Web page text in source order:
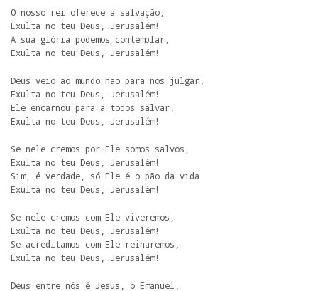
O nosso rei oferece a salvação,
Exulta no teu Deus, Jerusalém!
A sua glória podemos contemplar,
Exulta no teu Deus, Jerusalém!
Deus veio ao mundo não para nos julgar,
Exulta no teu Deus, Jerusalém!
Ele encarnou para a todos salvar,
Exulta no teu Deus, Jerusalém!
Se nele cremos por Ele somos salvos,
Exulta no teu Deus, Jerusalém!
Sim, é verdade, só Ele é o pão da vida
Exulta no teu Deus, Jerusalém!
Se nele cremos com Ele viveremos,
Exulta no teu Deus, Jerusalém!
Se acreditamos com Ele reinaremos,
Exulta no teu Deus, Jerusalém!
Deus entre nós é Jesus, o Emanuel,